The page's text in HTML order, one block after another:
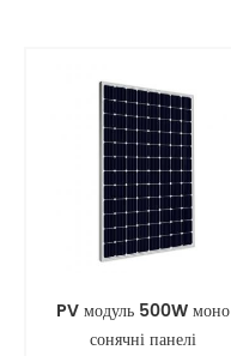
PV модуль 500W моно
сонячні панелі